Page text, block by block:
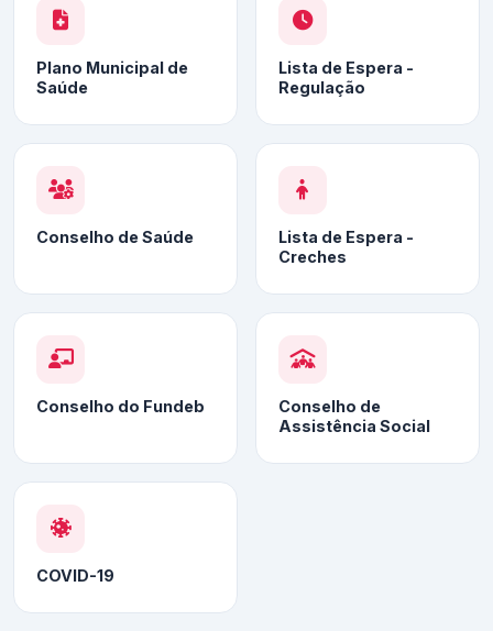
Plano Municipal de
Saúde
Lista de Espera -
Regulação
Conselho de Saúde
Lista de Espera -
Creches
Conselho do Fundeb
Conselho de
Assistência Social
COVID-19